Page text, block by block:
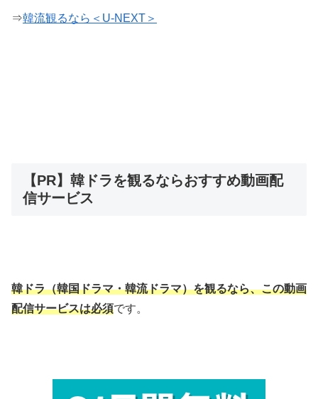
⇒韓流観るなら＜U-NEXT＞
【PR】韓ドラを観るならおすすめ動画配
信サービス
韓ドラ（韓国ドラマ・韓流ドラマ）を観るなら、この動画
配信サービスは必須です。